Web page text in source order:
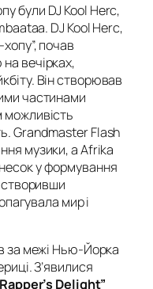
були DJ Kool Herc,
DJ Kool Herc,
почав
вечірках,
Він створював
частинами
можливість
Grandmaster Flash
музики, а Afrika
у формування
створивши
мир і
за межі Нью-Йорка
З’явилися
Delight”